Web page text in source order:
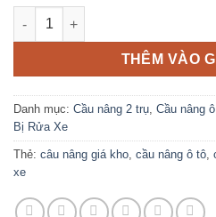
Cầu Nâng 2 Trụ Cổng Dưới
THÊM VÀO
Danh mục: Cầu nâng 2 trụ, Cầu nâng
Bị Rửa Xe
Thẻ: câu nâng giá kho, cầu nâng ô tô,
xe